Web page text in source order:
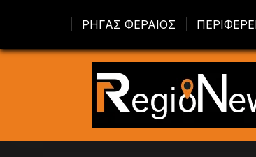
ΡΗΓΑΣ ΦΕΡΑΙΟΣ